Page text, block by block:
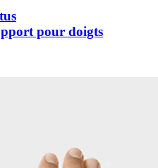
pour doigts